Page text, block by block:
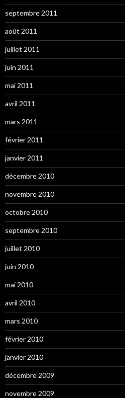
septembre 2011
août 2011
juillet 2011
juin 2011
mai 2011
avril 2011
mars 2011
février 2011
janvier 2011
décembre 2010
novembre 2010
octobre 2010
septembre 2010
juillet 2010
juin 2010
mai 2010
avril 2010
mars 2010
février 2010
janvier 2010
décembre 2009
novembre 2009